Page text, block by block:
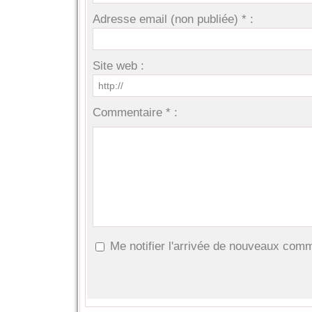
Adresse email (non publiée) * :
Site web :
Commentaire * :
Me notifier l'arrivée de nouveaux